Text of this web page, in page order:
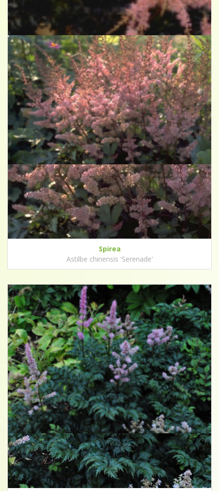
Astilbe 'Hennie Graafland'
Spirea
Astilbe chinensis 'Serenade'